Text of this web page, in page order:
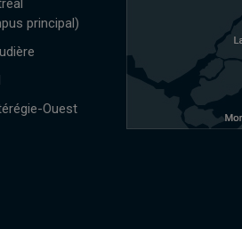
principal)
Ouest